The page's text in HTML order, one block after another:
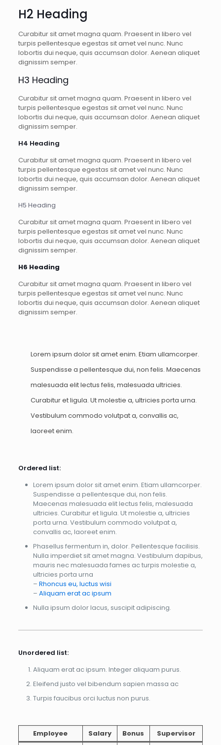
H2 Heading
Curabitur sit amet magna quam. Praesent in libero vel
turpis pellentesque egestas sit amet vel nunc. Nunc
lobortis dui neque, quis accumsan dolor. Aenean aliquet
dignissim semper.
H3 Heading
Curabitur sit amet magna quam. Praesent in libero vel
turpis pellentesque egestas sit amet vel nunc. Nunc
lobortis dui neque, quis accumsan dolor. Aenean aliquet
dignissim semper.
H4 Heading
Curabitur sit amet magna quam. Praesent in libero vel
turpis pellentesque egestas sit amet vel nunc. Nunc
lobortis dui neque, quis accumsan dolor. Aenean aliquet
dignissim semper.
H5 Heading
Curabitur sit amet magna quam. Praesent in libero vel
turpis pellentesque egestas sit amet vel nunc. Nunc
lobortis dui neque, quis accumsan dolor. Aenean aliquet
dignissim semper.
H6 Heading
Curabitur sit amet magna quam. Praesent in libero vel
turpis pellentesque egestas sit amet vel nunc. Nunc
lobortis dui neque, quis accumsan dolor. Aenean aliquet
dignissim semper.
Lorem ipsum dolor sit amet enim. Etiam ullamcorper.
Suspendisse a pellentesque dui, non felis. Maecenas
malesuada elit lectus felis, malesuada ultricies.
Curabitur et ligula. Ut molestie a, ultricies porta urna.
Vestibulum commodo volutpat a, convallis ac,
laoreet enim.
Ordered list:
Lorem ipsum dolor sit amet enim. Etiam ullamcorper.
Suspendisse a pellentesque dui, non felis.
Maecenas malesuada elit lectus felis, malesuada
ultricies. Curabitur et ligula. Ut molestie a, ultricies
porta urna. Vestibulum commodo volutpat a,
convallis ac, laoreet enim.
Phasellus fermentum in, dolor. Pellentesque facilisis.
Nulla imperdiet sit amet magna. Vestibulum dapibus,
mauris nec malesuada fames ac turpis molestie a,
ultricies porta urna
– Rhoncus eu, luctus wisi
– Aliquam erat ac ipsum
Nulla ipsum dolor lacus, suscipit adipiscing.
Unordered list:
Aliquam erat ac ipsum. Integer aliquam purus.
Eleifend justo vel bibendum sapien massa ac
Turpis faucibus orci luctus non purus.
Employee Salary Bonus Supervisor